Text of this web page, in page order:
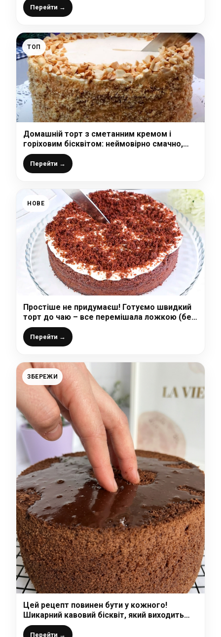
Перейти →
ТОП
Домашній торт з сметанним кремом і
горіховим бісквітом: неймовірно смачно,
ніжно і готується просто і легко
Перейти →
НОВЕ
Простіше не придумаєш! Готуємо швидкий
торт до чаю – все перемішала ложкою (без
вагів) і в духовку, смачний десерт до будь-
якого столу
Перейти →
ЗБЕРЕЖИ
Цей рецепт повинен бути у кожного!
Шикарний кавовий бісквіт, який виходить
неймовірно красивий, високий і дуже
смачний!
Перейти →